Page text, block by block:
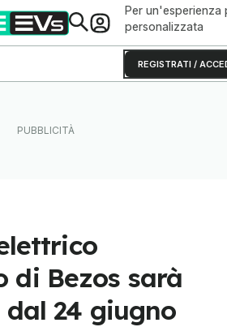
Per un'esperienza
personalizzata
REGISTRATI /
di Bezos sarà
24 giugno